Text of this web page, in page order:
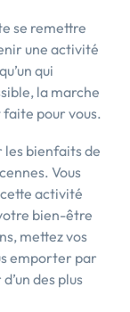
se remettre
une activité
qui
la marche
faite pour vous.
les bienfaits de
Vous
activité
bien-être
mettez vos
emporter par
des plus